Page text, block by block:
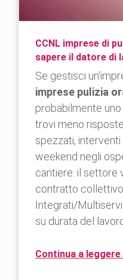
CCNL imprese di
sapere il datore di
Se gestisci
imprese pulizia
probabilmente
trovi meno
spezzati,
weekend negli
cantiere: il settore
contratto
Integrati/
su durata del
Continua a leggere